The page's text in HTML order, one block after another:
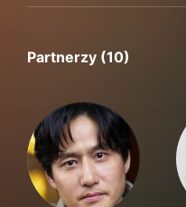
Partnerzy (10)